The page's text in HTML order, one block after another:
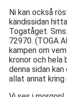
Ni kan också
kändissidan
Togatåget.
72970. (TOGA
kampen om
kronor och hela
denna sidan
allat annat kring